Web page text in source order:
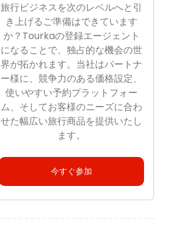
旅行ビジネスを次のレベルへと引
き上げるご準備はできています
か？Tourkaの登録エージェント
になることで、独占的な機会の世
界が拓かれます。当社はパートナ
ー様に、競争力のある価格設定、
使いやすい予約プラットフォー
ム、そしてお客様のニーズに合わ
せた幅広い旅行商品を提供いたし
ます。
今すぐ参加